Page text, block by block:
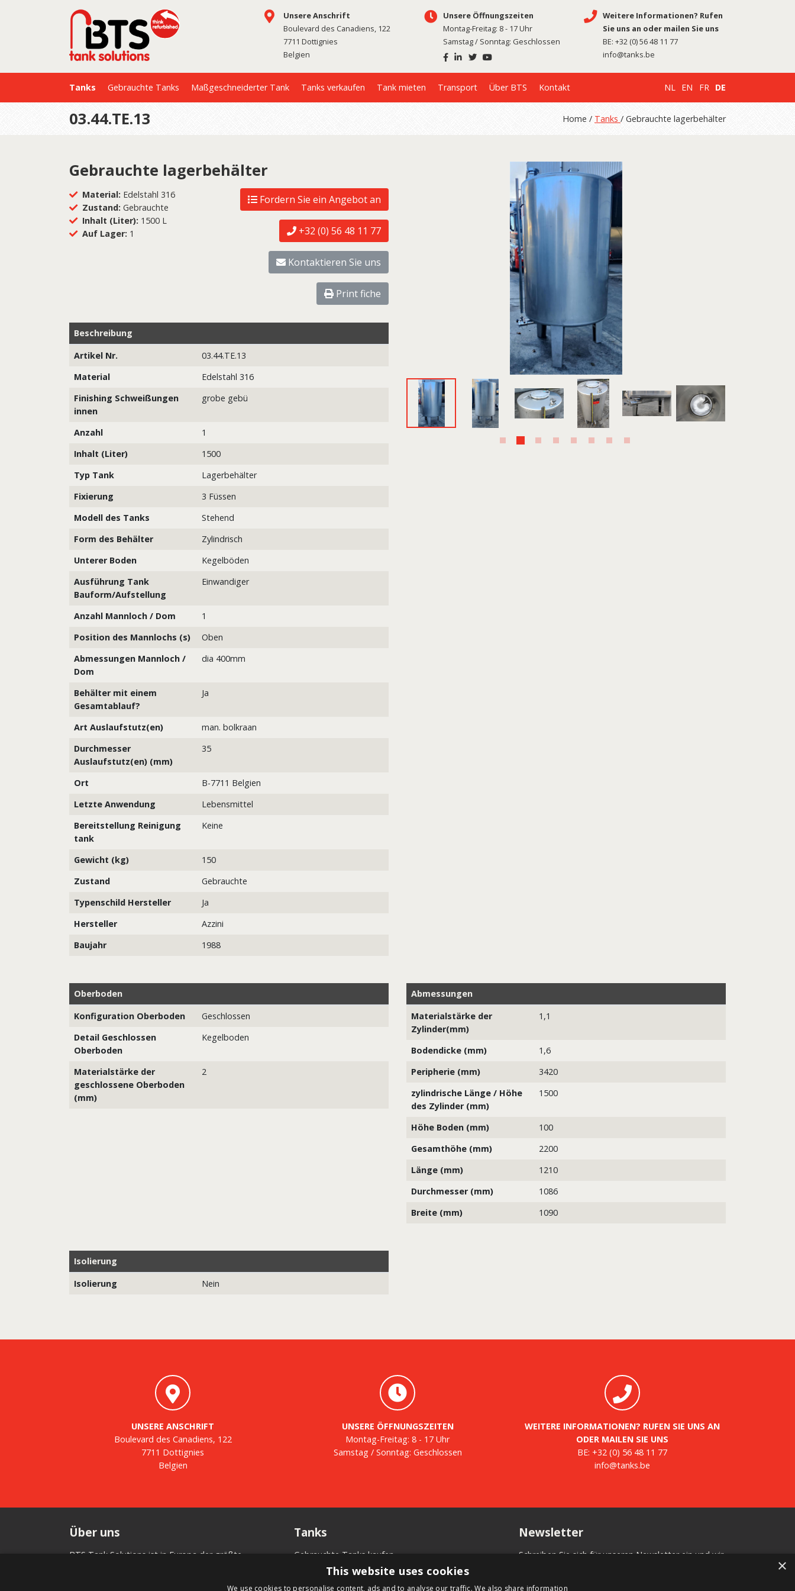
Unsere Anschrift
Boulevard des Canadiens, 122
7711 Dottignies
Belgien
Unsere Öffnungszeiten
Montag-Freitag: 8 - 17 Uhr
Samstag / Sonntag: Geschlossen
Weitere Informationen? Rufen
Sie uns an oder mailen Sie uns
BE: +32 (0) 56 48 11 77
info@tanks.be
Tanks Gebrauchte Tanks Maßgeschneiderter Tank Tanks verkaufen Tank mieten Transport Über BTS Kontakt NL EN FR DE
03.44.TE.13 Home / Tanks / Gebrauchte lagerbehälter
Gebrauchte lagerbehälter
Material: Edelstahl 316
Zustand: Gebrauchte
Inhalt (Liter): 1500 L
Auf Lager: 1
Fordern Sie ein Angebot an
+32 (0) 56 48 11 77
Kontaktieren Sie uns
Print fiche
Beschreibung
Artikel Nr.
03.44.TE.13
Material
Edelstahl 316
Finishing Schweißungen
innen
grobe gebü
Anzahl
1
Inhalt (Liter)
1500
Typ Tank
Lagerbehälter
Fixierung
3 Füssen
Modell des Tanks
Stehend
Form des Behälter
Zylindrisch
Unterer Boden
Kegelböden
Ausführung Tank
Bauform/Aufstellung
Einwandiger
Anzahl Mannloch / Dom
1
Position des Mannlochs (s)
Oben
Abmessungen Mannloch /
Dom
dia 400mm
Behälter mit einem
Gesamtablauf?
Ja
Art Auslaufstutz(en)
man. bolkraan
Durchmesser
Auslaufstutz(en) (mm)
35
Ort
B-7711 Belgien
Letzte Anwendung
Lebensmittel
Bereitstellung Reinigung
tank
Keine
Gewicht (kg)
150
Zustand
Gebrauchte
Typenschild Hersteller
Ja
Hersteller
Azzini
Baujahr
1988
Oberboden
Konfiguration Oberboden
Geschlossen
Detail Geschlossen
Oberboden
Kegelboden
Materialstärke der
geschlossene Oberboden
(mm)
2
Abmessungen
Materialstärke der
Zylinder(mm)
1,1
Bodendicke (mm)
1,6
Peripherie (mm)
3420
zylindrische Länge / Höhe
des Zylinder (mm)
1500
Höhe Boden (mm)
100
Gesamthöhe (mm)
2200
Länge (mm)
1210
Durchmesser (mm)
1086
Breite (mm)
1090
Isolierung
Isolierung
Nein
UNSERE ANSCHRIFT
Boulevard des Canadiens, 122
7711 Dottignies
Belgien
UNSERE ÖFFNUNGSZEITEN
Montag-Freitag: 8 - 17 Uhr
Samstag / Sonntag: Geschlossen
WEITERE INFORMATIONEN? RUFEN SIE UNS AN
ODER MAILEN SIE UNS
BE: +32 (0) 56 48 11 77
info@tanks.be
Über uns
BTS Tank Solutions ist in Europa der größte
Tanks
Gebrauchte Tanks kaufen
Tank kaufen
Newsletter
Schreiben Sie sich für unseren Newsletter ein und wir
×
This website uses cookies
We use cookies to personalise content, ads and to analyse our traffic. We also share information